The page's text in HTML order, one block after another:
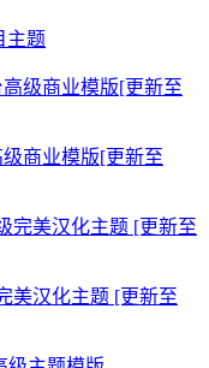
主题
级商业模版[更新至
美汉化主题 [更新至